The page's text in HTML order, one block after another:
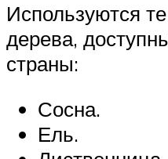
Используются
дерева,
страны:
Сосна.
Ель.